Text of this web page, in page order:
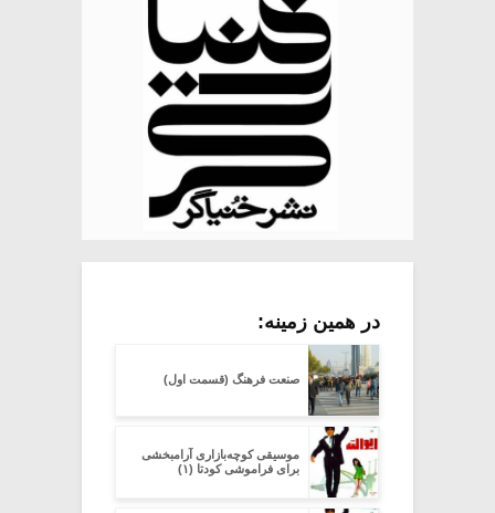
در همین زمینه:
صنعت فرهنگ (قسمت اول)
موسیقی کوچه‌بازاری آرامبخشی
برای فراموشی کودتا (۱)